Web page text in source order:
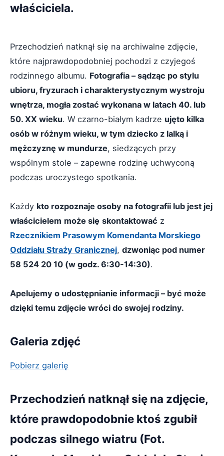
właściciela.
Przechodzień natknął się na archiwalne zdjęcie,
które najprawdopodobniej pochodzi z czyjegoś
rodzinnego albumu. Fotografia – sądząc po stylu
ubioru, fryzurach i charakterystycznym wystroju
wnętrza, mogła zostać wykonana w latach 40. lub
50. XX wieku. W czarno-białym kadrze ujęto kilka
osób w różnym wieku, w tym dziecko z lalką i
mężczyznę w mundurze, siedzących przy
wspólnym stole – zapewne rodzinę uchwyconą
podczas uroczystego spotkania.
Każdy kto rozpoznaje osoby na fotografii lub jest jej
właścicielem może się skontaktować z
Rzecznikiem Prasowym Komendanta Morskiego
Oddziału Straży Granicznej, dzwoniąc pod numer
58 524 20 10 (w godz. 6:30-14:30).
Apelujemy o udostępnianie informacji – być może
dzięki temu zdjęcie wróci do swojej rodziny.
Galeria zdjęć
Pobierz galerię
Przechodzień natknął się na zdjęcie,
które prawdopodobnie ktoś zgubił
podczas silnego wiatru (Fot.